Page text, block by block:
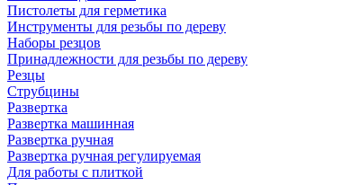
Пистолеты для герметика
Инструменты для резьбы по дереву
Наборы резцов
Принадлежности для резьбы по дереву
Резцы
Струбцины
Развертка
Развертка машинная
Развертка ручная
Развертка ручная регулируемая
Для работы с плиткой